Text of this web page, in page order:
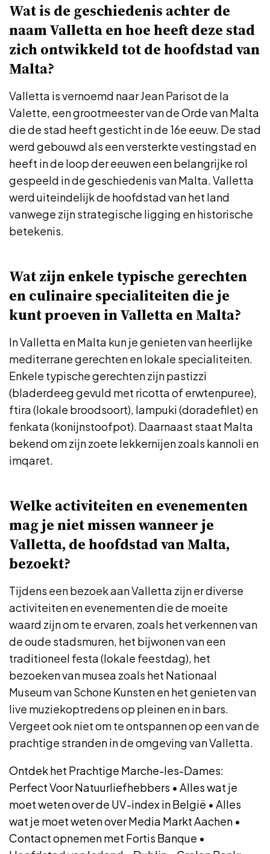
Wat is de geschiedenis achter de
naam Valletta en hoe heeft deze stad
zich ontwikkeld tot de hoofdstad van
Malta?
Valletta is vernoemd naar Jean Parisot de la
Valette, een grootmeester van de Orde van Malta
die de stad heeft gesticht in de 16e eeuw. De stad
werd gebouwd als een versterkte vestingstad en
heeft in de loop der eeuwen een belangrijke rol
gespeeld in de geschiedenis van Malta. Valletta
werd uiteindelijk de hoofdstad van het land
vanwege zijn strategische ligging en historische
betekenis.
Wat zijn enkele typische gerechten
en culinaire specialiteiten die je
kunt proeven in Valletta en Malta?
In Valletta en Malta kun je genieten van heerlijke
mediterrane gerechten en lokale specialiteiten.
Enkele typische gerechten zijn pastizzi
(bladerdeeg gevuld met ricotta of erwtenpuree),
ftira (lokale broodsoort), lampuki (doradefilet) en
fenkata (konijnstoofpot). Daarnaast staat Malta
bekend om zijn zoete lekkernijen zoals kannoli en
imqaret.
Welke activiteiten en evenementen
mag je niet missen wanneer je
Valletta, de hoofdstad van Malta,
bezoekt?
Tijdens een bezoek aan Valletta zijn er diverse
activiteiten en evenementen die de moeite
waard zijn om te ervaren, zoals het verkennen van
de oude stadsmuren, het bijwonen van een
traditioneel festa (lokale feestdag), het
bezoeken van musea zoals het Nationaal
Museum van Schone Kunsten en het genieten van
live muziekoptredens op pleinen en in bars.
Vergeet ook niet om te ontspannen op een van de
prachtige stranden in de omgeving van Valletta.
Ontdek het Prachtige Marche-les-Dames:
Perfect Voor Natuurliefhebbers • Alles wat je
moet weten over de UV-index in België • Alles
wat je moet weten over Media Markt Aachen •
Contact opnemen met Fortis Banque •